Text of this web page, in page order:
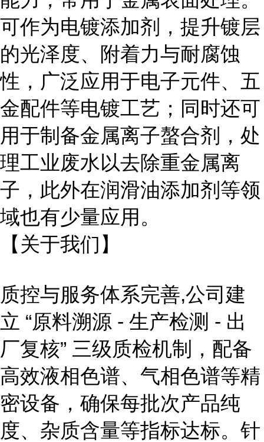
可作为电镀添加剂，提升镀层
的光泽度、附着力与耐腐蚀
性，广泛应用于电子元件、五
金配件等电镀工艺；同时还可
用于制备金属离子螯合剂，处
理工业废水以去除重金属离
子，此外在润滑油添加剂等领
域也有少量应用。
【关于我们】
质控与服务体系完善,公司建
立 “原料溯源 - 生产检测 - 出
厂复核” 三级质检机制，配备
高效液相色谱、气相色谱等精
密设备，确保每批次产品纯
度、杂质含量等指标达标。针